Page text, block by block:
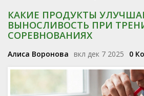
КАКИЕ ПРОДУКТЫ
ВЫНОСЛИВОСТЬ ПРИ
СОРЕВНОВАНИЯХ
Алиса Воронова вкл дек 7 2025 0